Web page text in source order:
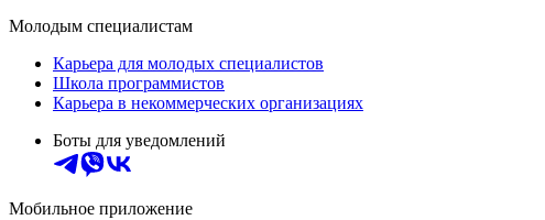
Молодым специалистам
Карьера для молодых специалистов
Школа программистов
Карьера в некоммерческих организациях
Боты для уведомлений
Мобильное приложение